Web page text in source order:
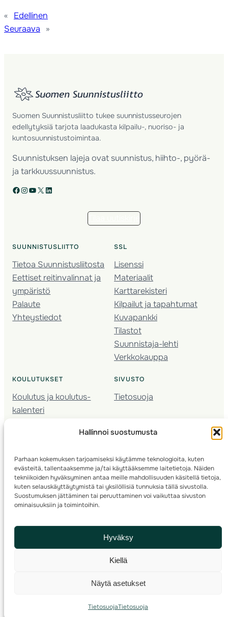
Hallinnoi suostumusta
Parhaan kokemuksen tarjoamiseksi käytämme teknologioita, kuten
evästeitä, tallentaaksemme ja/tai käyttääksemme laitetietoja. Näiden
tekniikoiden hyväksyminen antaa meille mahdollisuuden käsitellä tietoja,
kuten selauskäyttäytymistä tai yksilöllisiä tunnuksia tällä sivustolla.
Suostumuksen jättäminen tai peruuttaminen voi vaikuttaa sivuston
ominaisuuksiin ja toimintoihin.
Hyväksy
Kiellä
Näytä asetukset
TietosuojaTietosuoja
«
Edellinen
Seuraava
»
Suomen Suunnistusliitto tukee suunnistusseurojen
edellytyksiä tarjota laadukasta kilpailu-, nuoriso- ja
kuntosuunnistustoimintaa.
Suunnistuksen lajeja ovat suunnistus, hiihto-, pyörä-
ja tarkkuussuunnistus.
Facebook Instagram YouTube X LinkedIn
SUUNNISTUSLIITTO
Tietoa Suunnistusliitosta
Eettiset reitinvalinnat ja
ympäristö
Palaute
Yhteystiedot
SSL
Lisenssi
Materiaalit
Karttarekisteri
Kilpailut ja tapahtumat
Kuvapankki
Tilastot
Suunnistaja-lehti
Verkkokauppa
KOULUTUKSET
Koulutus ja koulutus­
kalenteri
Seura­kehittäminen
Kartoitus
Ratamestari
SIVUSTO
Tietosuoja
© 2025 ·Suomen Suunnistusliitto· Valimotie 10, 00380 Helsinki, Finland
info(a)suunnistusliitto.fi,Rastilipun asiat: rastilippu(a)suunnistusliitto.fi
Kilpailut ja kuntorastit – Rastilippu:::Rastilipun ohjeet